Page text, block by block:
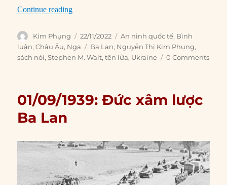
Continue reading“Vụ tên lửa rơi ở Ba Lan là lời cảnh báo cho tất
Author
Kim Phụng
Posted
on
22/11/2022 Categories
An ninh quốc tế, Bình
luận,Châu Âu, Nga Tags
Ba Lan, Nguyễn Thị Kim Phụng,
sách nói,Stephen M. Walt,tên lửa, Ukraine 0 Comments
01/09/1939: Đức xâm lược
Ba Lan